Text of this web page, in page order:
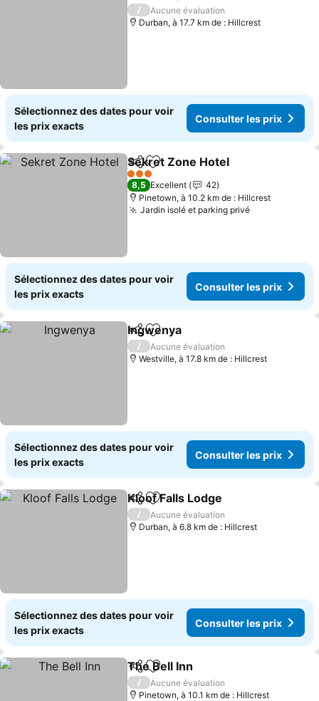
/
Aucune évaluation
Durban, à 17.7 km de : Hillcrest
Sélectionnez des dates pour voir
les prix exacts
Consulter les prix
PartagerAjouter à mes favoris
Sekret Zone Hotel
3 Étoiles
8,5 Excellent
42
Pinetown, à 10.2 km de : Hillcrest
Jardin isolé et parking privéConsulter
Sélectionnez des dates pour voir
les prix exacts
Consulter les prix
PartagerAjouter à mes favoris
Ingwenya
/
Aucune évaluation
Westville, à 17.8 km de : Hillcrest
Sélectionnez des dates pour voir
les prix exacts
Consulter les prix
PartagerAjouter à mes favoris
Kloof Falls Lodge
/
Aucune évaluation
Durban, à 6.8 km de : Hillcrest
Sélectionnez des dates pour voir
les prix exacts
Consulter les prix
PartagerAjouter à mes favoris
The Bell Inn
/
Aucune évaluation
Pinetown, à 10.1 km de : Hillcrest